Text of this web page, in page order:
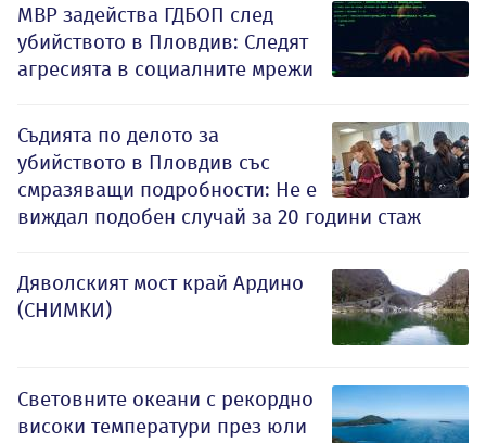
МВР задейства ГДБОП след
убийството в Пловдив: Следят
агресията в социалните мрежи
Съдията по делото за
убийството в Пловдив със
смразяващи подробности: Не е
виждал подобен случай за 20 години стаж
Дяволският мост край Ардино
(СНИМКИ)
Световните океани с рекордно
високи температури през юли